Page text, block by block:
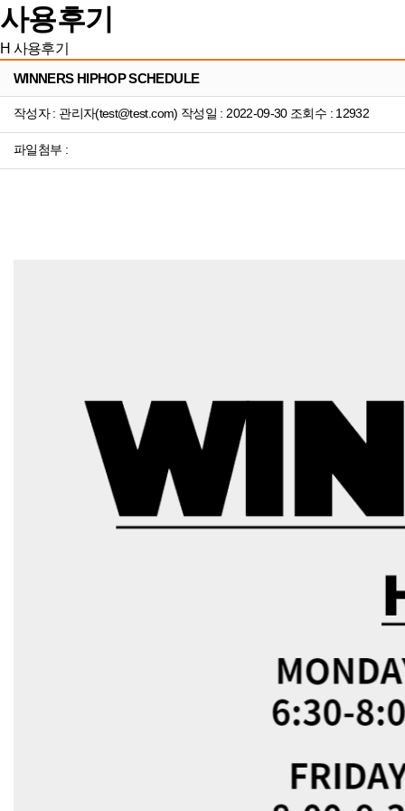
사용후기
H 사용후기
WINNERS HIPHOP SCHEDULE
작성자 : 관리자(test@test.com) 작성일 : 2022-09-30 조회수 : 12932
파일첨부 :